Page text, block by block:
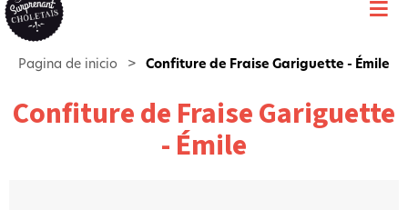
Pagina de inicio > Confiture de Fraise Gariguette - Émile
Confiture de Fraise Gariguette
- Émile